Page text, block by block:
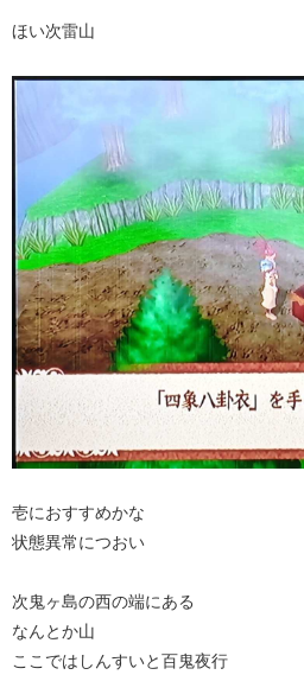
ほい次雷山
壱におすすめかな
状態異常につおい
次鬼ヶ島の西の端にある
なんとか山
ここではしんすいと百鬼夜行